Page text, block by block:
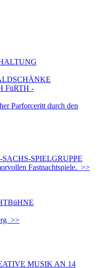
FüRTH -
Parforceritt durch den
SPIELGRUPPE
Fastnachtspiele. >>
>>
MUSIK AN 14